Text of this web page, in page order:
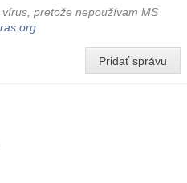
pretože nepoužívam MS
Pridať správu